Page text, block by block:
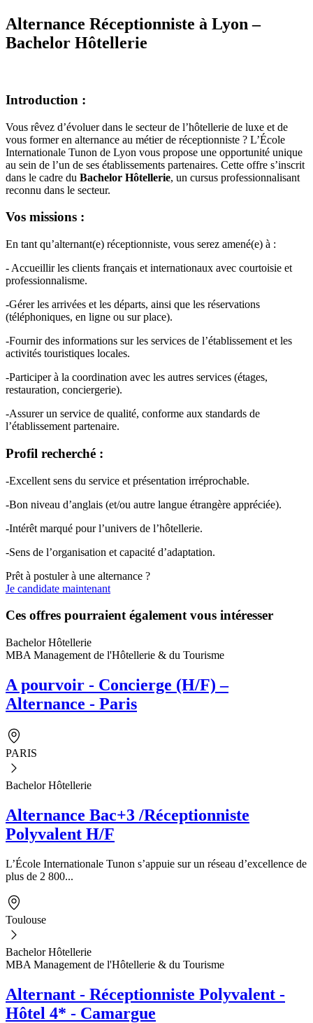
Alternance Réceptionniste à Lyon –
Bachelor Hôtellerie
Introduction :
Vous rêvez d’évoluer dans le secteur de l’hôtellerie de luxe et de
vous former en alternance au métier de réceptionniste ? L’École
Internationale Tunon de Lyon vous propose une opportunité unique
au sein de l’un de ses établissements partenaires. Cette offre s’inscrit
dans le cadre du Bachelor Hôtellerie, un cursus professionnalisant
reconnu dans le secteur.
Vos missions :
En tant qu’alternant(e) réceptionniste, vous serez amené(e) à :
- Accueillir les clients français et internationaux avec courtoisie et
professionnalisme.
-Gérer les arrivées et les départs, ainsi que les réservations
(téléphoniques, en ligne ou sur place).
-Fournir des informations sur les services de l’établissement et les
activités touristiques locales.
-Participer à la coordination avec les autres services (étages,
restauration, conciergerie).
-Assurer un service de qualité, conforme aux standards de
l’établissement partenaire.
Profil recherché :
-Excellent sens du service et présentation irréprochable.
-Bon niveau d’anglais (et/ou autre langue étrangère appréciée).
-Intérêt marqué pour l’univers de l’hôtellerie.
-Sens de l’organisation et capacité d’adaptation.
Prêt à postuler à une alternance ?
Je candidate maintenant
Ces offres pourraient également vous intéresser
Bachelor Hôtellerie
MBA Management de l'Hôtellerie & du Tourisme
A pourvoir - Concierge (H/F) –
Alternance - Paris
PARIS
Bachelor Hôtellerie
Alternance Bac+3 /Réceptionniste
Polyvalent H/F
L’École Internationale Tunon s’appuie sur un réseau d’excellence de
plus de 2 800...
Toulouse
Bachelor Hôtellerie
MBA Management de l'Hôtellerie & du Tourisme
Alternant - Réceptionniste Polyvalent -
Hôtel 4* - Camargue